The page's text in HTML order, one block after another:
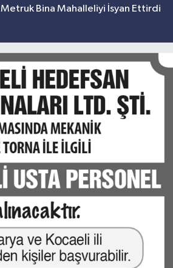
Metruk Bina Mahalleliyi İsyan Ettirdi